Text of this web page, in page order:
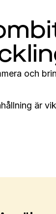
och
är